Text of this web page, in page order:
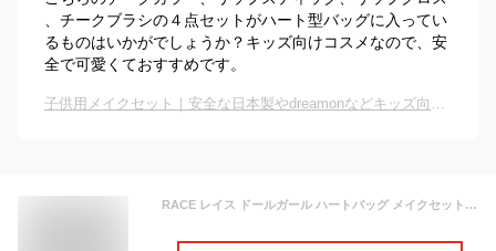
、チークブラシの４点セットがハート型バッグに入ってい
るものはいかがでしょうか？キッズ向けコスメなので、安
全で可愛くておすすめです。
子供用メイクセット｜安全な日本製やdreamonなどキッズ向けお化粧セットのおすすめは？
RACE レイス ドールガール ハートバッグ メイクセット【メイクセット キッズ こども 子供 小学生 化粧品 メイクセット ネイル 女の子 プレゼント キッズコスメ 誕生日 クリスマス ハロウィン ギフト】